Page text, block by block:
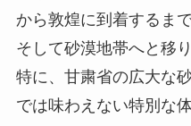
から敦煌に到着するま
そして砂漠地帯へと移
特に、甘粛省の広大な
では味わえない特別な